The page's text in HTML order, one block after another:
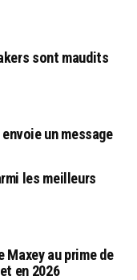
sont maudits
un message
les meilleurs
Maxey au prime de
en 2026